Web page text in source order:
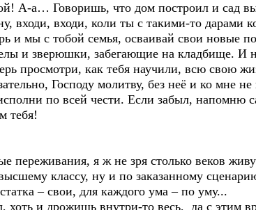
А-а… Говоришь, что дом построил и сад
входи, входи, коли ты с такими-то дарами
и мы с тобой семья, осваивай свои новые
и зверюшки, забегающие на кладбище. И
просмотри, как тебя научили, всю свою
Господу молитву, без неё и ко мне
по всей чести. Если забыл,
тебя!
переживания, я ж не зря столько веков
классу, ну и по заказанному
– свои, для каждого ума – по уму...
и дрожишь внутри-то весь, да с этим